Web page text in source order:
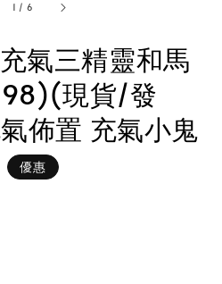
1 / 6
氣三精靈和馬
現貨/發
佈置 充氣小鬼
優惠